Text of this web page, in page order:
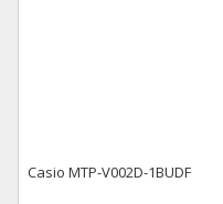
Casio MTP-V002D-1BUDF